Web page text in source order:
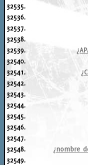
32535.
32536.
32537.
32538.
32539.
32540.
32541.
32542.
32543.
32544.
32545.
32546.
32547.
32548.
¿nombre
32549.